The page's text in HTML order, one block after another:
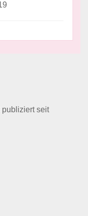
publiziert seit